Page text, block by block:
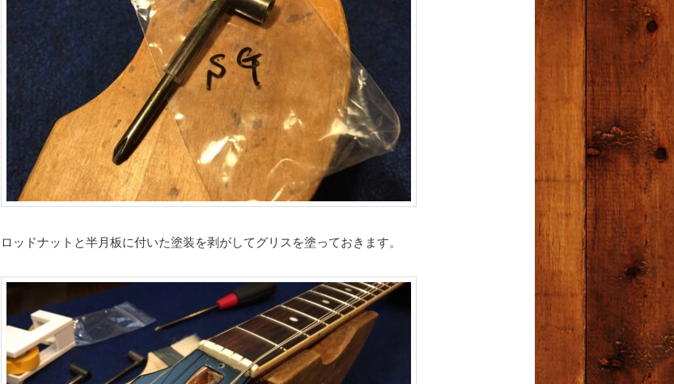
ロッドナットと半月板に付いた塗装を剥がしてグリスを塗っておきます。